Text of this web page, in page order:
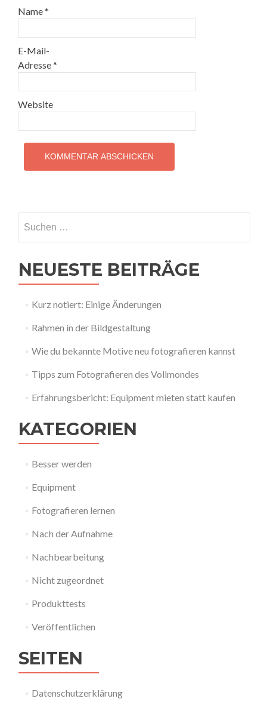
Name*
E-Mail-
Adresse*
Website
nach:
NEUESTE BEITRÄGE
Kurz notiert: Einige Änderungen
Rahmen in der Bildgestaltung
Wie du bekannte Motive neu fotografieren kannst
Tipps zum Fotografieren des Vollmondes
Erfahrungsbericht: Equipment mieten statt kaufen
KATEGORIEN
Besser werden
Equipment
Fotografieren lernen
Nach der Aufnahme
Nachbearbeitung
Nicht zugeordnet
Produkttests
Veröffentlichen
SEITEN
Datenschutzerklärung